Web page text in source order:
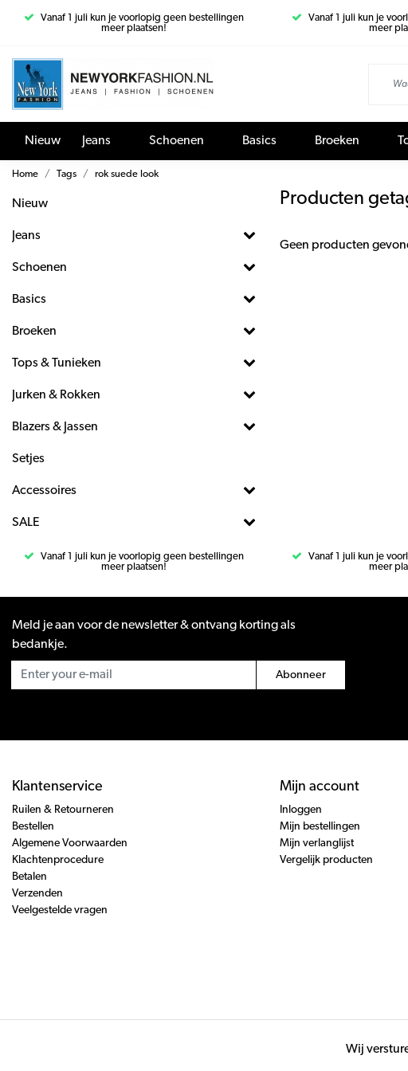
Vanaf 1 juli kun je voorlopig geen bestellingen
meer plaatsen!
Vanaf 1 juli kun je
meer
Nieuw Jeans Schoenen Basics Broeken
Home Tags rok suede look
Nieuw
Jeans
Schoenen
Basics
Broeken
Tops & Tunieken
Jurken & Rokken
Blazers & Jassen
Setjes
Accessoires
SALE
Producten
Geen producten
Vanaf 1 juli kun je voorlopig geen bestellingen
meer plaatsen!
Vanaf 1 juli kun je
meer
Meld je aan voor de newsletter & ontvang korting als
bedankje.
Abonneer
Klantenservice
Ruilen & Retourneren
Bestellen
Algemene Voorwaarden
Klachtenprocedure
Betalen
Verzenden
Veelgestelde vragen
Mijn account
Inloggen
Mijn bestellingen
Mijn verlanglijst
Vergelijk producten
Wij